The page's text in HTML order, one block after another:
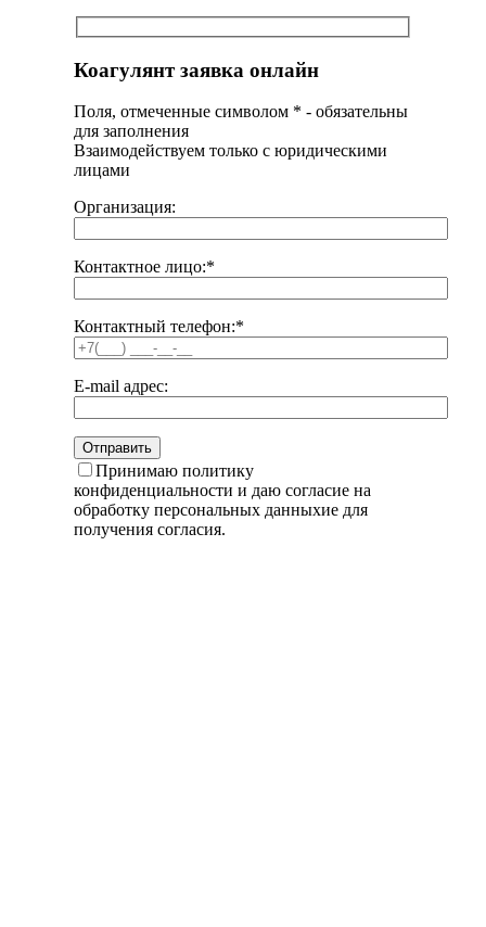
Коагулянт заявка онлайн
Поля, отмеченные символом * - обязательны
для заполнения
Взаимодействуем только с юридическими
лицами
Организация:
Контактное лицо:*
Контактный телефон:*
E-mail адрес:
Принимаю политику
конфиденциальности и даю согласие на
обработку персональных данныхие для
получения согласия.